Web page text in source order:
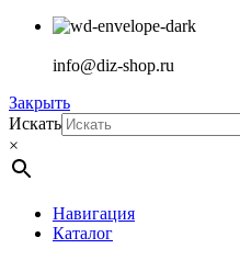
info@diz-shop.ru
Закрыть
Искать
×
Навигация
Каталог